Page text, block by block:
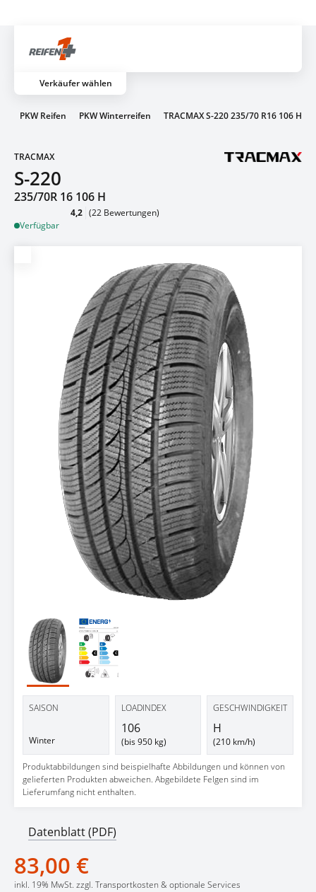
Verkäufer wählen
PKW Reifen PKW Winterreifen TRACMAX S-220 235/70 R16 106 H
TRACMAX
S-220
235/70R 16 106 H
4,2 (22 Bewertungen)
Verfügbar
SAISON
Winter
LOADINDEX
106
(bis 950 kg)
GESCHWINDIGKEIT
H
(210 km/h)
Produktabbildungen sind beispielhafte Abbildungen und können von
gelieferten Produkten abweichen. Abgebildete Felgen sind im
Lieferumfang nicht enthalten.
Datenblatt (PDF)
83,00 €
inkl. 19% MwSt. zzgl. Transportkosten & optionale Services